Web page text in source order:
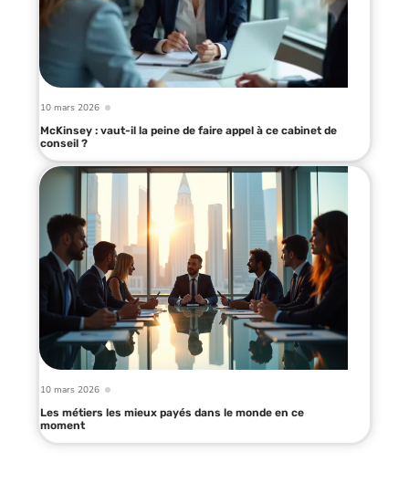
10 mars 2026
McKinsey : vaut-il la peine de faire appel à ce cabinet de
conseil ?
10 mars 2026
Les métiers les mieux payés dans le monde en ce
moment